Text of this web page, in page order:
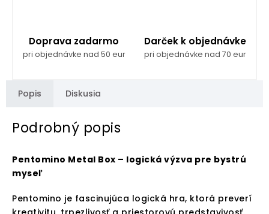
Doprava zadarmo
pri objednávke nad 50 eur
Darček k objednávke
pri objednávke nad 70 eur
Popis Diskusia
Podrobný popis
Pentomino Metal Box – logická výzva pre bystrú
myseľ
Pentomino je fascinujúca logická hra, ktorá preverí